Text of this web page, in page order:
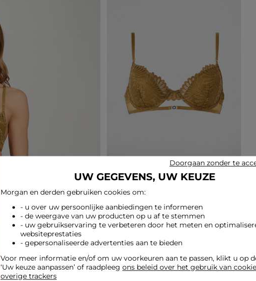
UW GEGEVENS, UW KEUZE
Morgan en derden gebruiken cookies om:
- u over uw persoonlijke aanbiedingen te informeren
- de weergave van uw producten op u af te stemmen
- uw gebruikservaring te verbeteren door het meten en
websiteprestaties
- gepersonaliseerde advertenties aan te bieden
Voor meer informatie en/of om uw voorkeuren aan te passen, klikt u op
‘Uw keuze aanpassen’ of raadpleeg ons beleid over het gebruik van
overige trackers
Doorgaan zonder te